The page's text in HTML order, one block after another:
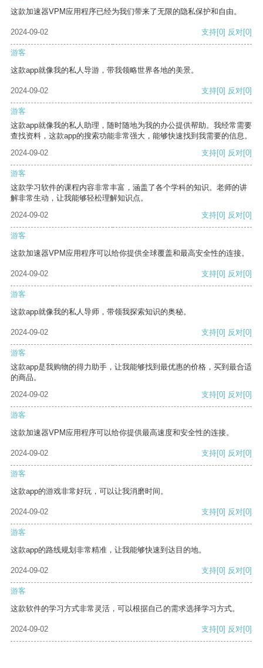
这款加速器VPM应用程序已经为我们带来了无限的隐私保护和自由。
2024-09-02 支持[0] 反对[0]
游客
这款app就像我的私人导游，带我领略世界各地的美景。
2024-09-02 支持[0] 反对[0]
游客
这款app就像我的私人助理，随时随地为我的办公提供帮助。我经常需要
查找资料，这款app的搜索功能非常强大，能够快速找到我需要的信息。
2024-09-02
支持[0] 反对[0]
游客
这款学习软件的课程内容非常丰富，涵盖了各个学科的知识。老师的讲
解非常生动，让我能够轻松理解知识点。
2024-09-02
支持[0] 反对[0]
游客
这款加速器VPM应用程序可以给你提供全球覆盖和最高安全性的连接。
2024-09-02 支持[0] 反对[0]
游客
这款app就像我的私人导师，带领我探索知识的奥秘。
2024-09-02 支持[0] 反对[0]
游客
这款app是我购物的得力助手，让我能够找到最优惠的价格，买到最合适
的商品。
2024-09-02
支持[0] 反对[0]
游客
这款加速器VPM应用程序可以给你提供最高速度和安全性的连接。
2024-09-02 支持[0] 反对[0]
游客
这款app的游戏非常好玩，可以让我消磨时间。
2024-09-02 支持[0] 反对[0]
游客
这款app的路线规划非常精准，让我能够快速到达目的地。
2024-09-02 支持[0] 反对[0]
游客
这款软件的学习方式非常灵活，可以根据自己的需求选择学习方式。
2024-09-02 支持[0] 反对[0]